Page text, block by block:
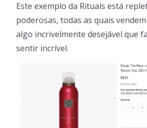
Este exemplo da Rituals está
poderosas, todas as quais
algo incrivelmente desejável que
sentir incrível.